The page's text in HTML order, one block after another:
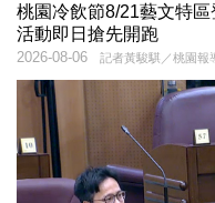
桃園冷飲節8/21藝文特
活動即日搶先開跑
記者黃駿騏／桃園報
2026-08-06